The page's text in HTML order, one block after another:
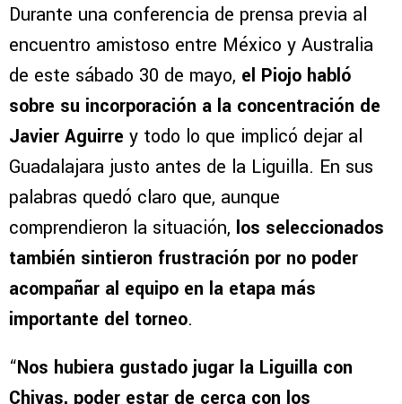
Durante una conferencia de prensa previa al
encuentro amistoso entre México y Australia
de este sábado 30 de mayo, el Piojo habló
sobre su incorporación a la concentración de
Javier Aguirre y todo lo que implicó dejar al
Guadalajara justo antes de la Liguilla. En sus
palabras quedó claro que, aunque
comprendieron la situación, los seleccionados
también sintieron frustración por no poder
acompañar al equipo en la etapa más
importante del torneo.
“Nos hubiera gustado jugar la Liguilla con
Chivas, poder estar de cerca con los